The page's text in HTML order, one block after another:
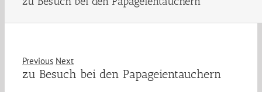
Previous Next
zu Besuch bei den Papageientauchern